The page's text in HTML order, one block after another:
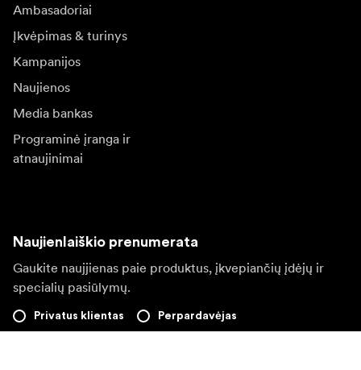
Ambasadoriai
Įkvėpimas & turinys
Kampanijos
Naujienos
Media bankas
Programinė įranga ir
atnaujinimai
Naujienlaiškio prenumerata
Gaukite naujjienas paie produktus, įkvepiančių įdėjų ir
specialių pasiūlymų.
Privatus klientas Perpardavėjas